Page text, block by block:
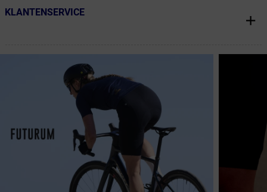
← Terug naar productnavigatie
KLANTENSERVICE